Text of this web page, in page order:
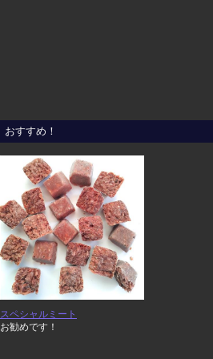
おすすめ！
スペシャルミート
お勧めです！